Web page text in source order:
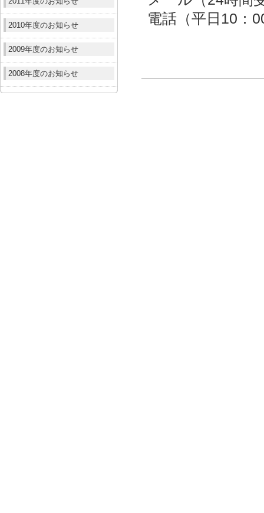
2010年度のお知らせ
2009年度のお知らせ
2008年度のお知らせ
電話（平日10：